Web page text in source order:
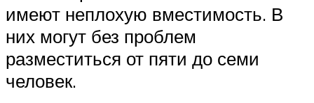
имеют неплохую вместимость. В
них могут без проблем
разместиться от пяти до семи
человек.